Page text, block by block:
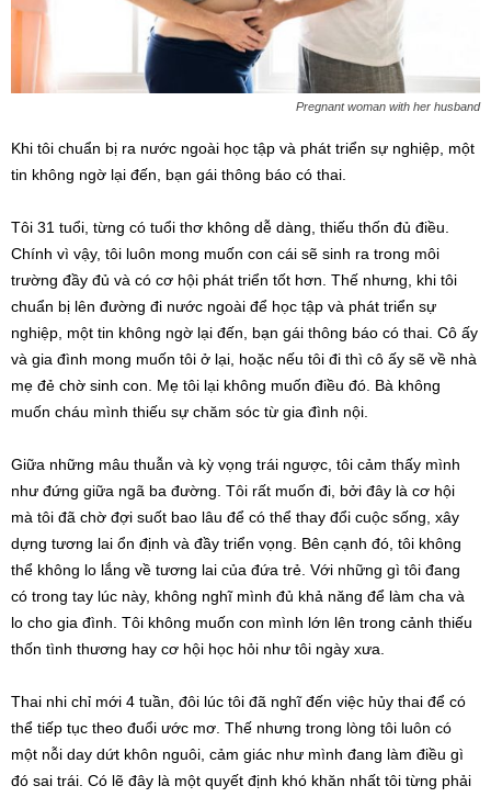
Pregnant woman with her husband
Khi tôi chuẩn bị ra nước ngoài học tập và phát triển sự nghiệp, một
tin không ngờ lại đến, bạn gái thông báo có thai.
Tôi 31 tuổi, từng có tuổi thơ không dễ dàng, thiếu thốn đủ điều.
Chính vì vậy, tôi luôn mong muốn con cái sẽ sinh ra trong môi
trường đầy đủ và có cơ hội phát triển tốt hơn. Thế nhưng, khi tôi
chuẩn bị lên đường đi nước ngoài để học tập và phát triển sự
nghiệp, một tin không ngờ lại đến, bạn gái thông báo có thai. Cô ấy
và gia đình mong muốn tôi ở lại, hoặc nếu tôi đi thì cô ấy sẽ về nhà
mẹ đẻ chờ sinh con. Mẹ tôi lại không muốn điều đó. Bà không
muốn cháu mình thiếu sự chăm sóc từ gia đình nội.
Giữa những mâu thuẫn và kỳ vọng trái ngược, tôi cảm thấy mình
như đứng giữa ngã ba đường. Tôi rất muốn đi, bởi đây là cơ hội
mà tôi đã chờ đợi suốt bao lâu để có thể thay đổi cuộc sống, xây
dựng tương lai ổn định và đầy triển vọng. Bên cạnh đó, tôi không
thể không lo lắng về tương lai của đứa trẻ. Với những gì tôi đang
có trong tay lúc này, không nghĩ mình đủ khả năng để làm cha và
lo cho gia đình. Tôi không muốn con mình lớn lên trong cảnh thiếu
thốn tình thương hay cơ hội học hỏi như tôi ngày xưa.
Thai nhi chỉ mới 4 tuần, đôi lúc tôi đã nghĩ đến việc hủy thai để có
thể tiếp tục theo đuổi ước mơ. Thế nhưng trong lòng tôi luôn có
một nỗi day dứt khôn nguôi, cảm giác như mình đang làm điều gì
đó sai trái. Có lẽ đây là một quyết định khó khăn nhất tôi từng phải